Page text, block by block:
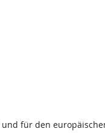
und für den